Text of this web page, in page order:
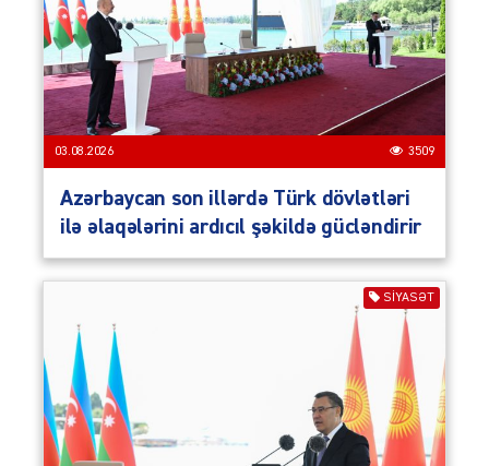
03.08.2026 3509
Azərbaycan son illərdə Türk dövlətləri
ilə əlaqələrini ardıcıl şəkildə gücləndirir
SIYASƏT